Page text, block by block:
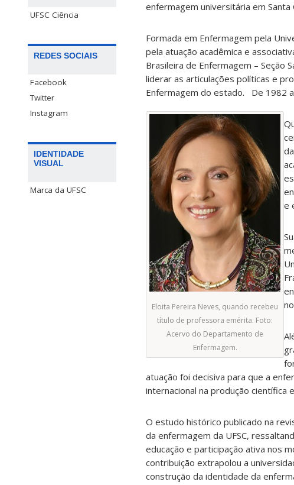
UFSC Ciência
REDES SOCIAIS
Facebook
Twitter
Instagram
IDENTIDADE
VISUAL
Marca da UFSC
enfermagem universitária em Santa
Formada em Enfermagem pela
pela atuação acadêmica e
Brasileira de Enfermagem – Seção
liderar as articulações políticas e
Enfermagem do estado. De 1982
Eloita Pereira Neves, quando recebeu
título de professora emérita. Foto:
Acervo do Departamento de
Enfermagem.
e
atuação foi decisiva para que a
internacional na produção científica
O estudo histórico publicado na
da enfermagem da UFSC,
educação e participação ativa nos
contribuição extrapolou a
construção da identidade da